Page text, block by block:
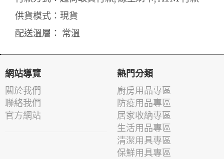
供貨模式：現貨
配送溫層： 常溫
網站導覽
關於我們
聯絡我們
官方網站
熱門分類
廚房用品專區
防疫用品專區
居家收納專區
生活用品專區
清潔用具專區
保鮮用具專區